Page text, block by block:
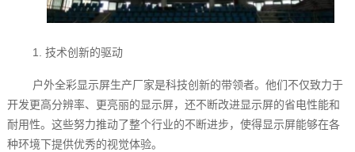
1. 技术创新的驱动
户外全彩显示屏生产厂家是科技创新的带领者。他们不仅致力于
开发更高分辨率、更亮丽的显示屏，还不断改进显示屏的省电性能和
耐用性。这些努力推动了整个行业的不断进步，使得显示屏能够在各
种环境下提供优秀的视觉体验。